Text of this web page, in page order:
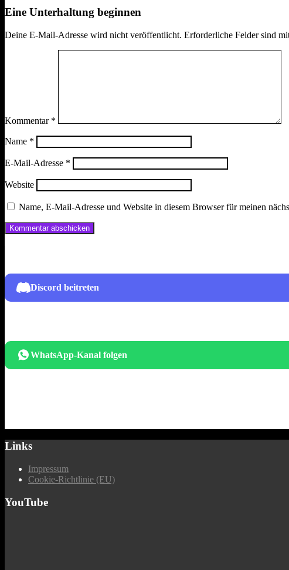
Eine Unterhaltung beginnen
Deine E-Mail-Adresse wird nicht veröffentlicht. Erforderliche Felder sind
Kommentar *
Name *
E-Mail-Adresse *
Website
Name, E-Mail-Adresse und Website in diesem Browser für meinen
Discord beitreten
WhatsApp-Kanal folgen
Links
Impressum
Cookie-Richtlinie (EU)
YouTube